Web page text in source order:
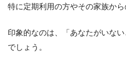
特に定期利用の方やその家族から
印象的なのは、「あなたがいな
でしょう。